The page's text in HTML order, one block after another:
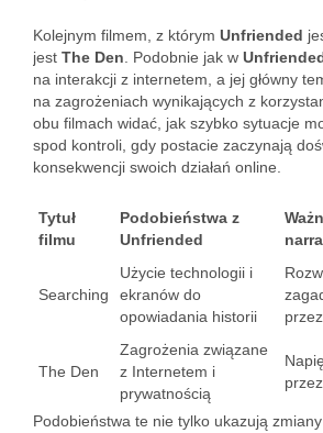
Kolejnym filmem, z którym Unfriended
jest The Den . Podobnie jak w
na interakcji z internetem, a jej główny
na zagrożeniach wynikających z
obu filmach widać, jak szybko sytuacje
spod kontroli, gdy postacie zaczynają
konsekwencji swoich działań online.
Tytuł
filmu
Podobieństwa z
Unfriended
Searching
Użycie technologii i
ekranów do
opowiadania historii
The Den
Zagrożenia związane
z Internetem i
prywatnością
Podobieństwa te nie tylko ukazują